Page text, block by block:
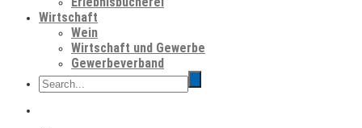
Wirtschaft
Wein
Wirtschaft und Gewerbe
Gewerbeverband